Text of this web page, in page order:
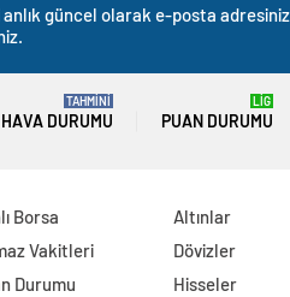
güncel olarak e-posta
HAVA DURUMU
TAHMİNİ
PUAN DURUMU
LİG
Borsa
Vakitleri
Durumu
Altınlar
Dövizler
Hisseler